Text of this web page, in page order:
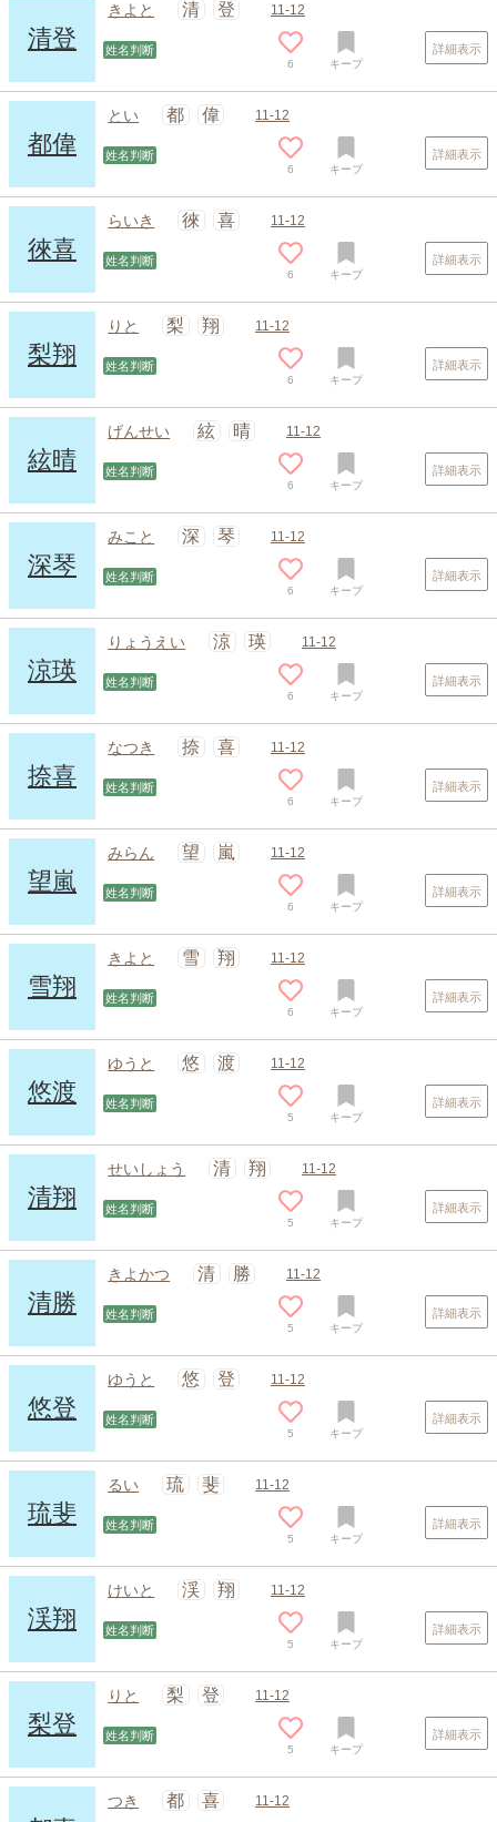
清登
きよと 清 登 11-12
姓名判断
6 キープ
詳細表示
都偉
とい 都 偉 11-12
姓名判断
6 キープ
詳細表示
徠喜
らいき 徠 喜 11-12
姓名判断
6 キープ
詳細表示
梨翔
りと 梨 翔 11-12
姓名判断
6 キープ
詳細表示
絃晴
げんせい 絃 晴 11-12
姓名判断
6 キープ
詳細表示
深琴
みこと 深 琴 11-12
姓名判断
6 キープ
詳細表示
涼瑛
りょうえい 涼 瑛 11-12
姓名判断
6 キープ
詳細表示
捺喜
なつき 捺 喜 11-12
姓名判断
6 キープ
詳細表示
望嵐
みらん 望 嵐 11-12
姓名判断
6 キープ
詳細表示
雪翔
きよと 雪 翔 11-12
姓名判断
6 キープ
詳細表示
悠渡
ゆうと 悠 渡 11-12
姓名判断
5 キープ
詳細表示
清翔
せいしょう 清 翔 11-12
姓名判断
5 キープ
詳細表示
清勝
きよかつ 清 勝 11-12
姓名判断
5 キープ
詳細表示
悠登
ゆうと 悠 登 11-12
姓名判断
5 キープ
詳細表示
琉斐
るい 琉 斐 11-12
姓名判断
5 キープ
詳細表示
渓翔
けいと 渓 翔 11-12
姓名判断
5 キープ
詳細表示
梨登
りと 梨 登 11-12
姓名判断
5 キープ
詳細表示
つき 都 喜 11-12